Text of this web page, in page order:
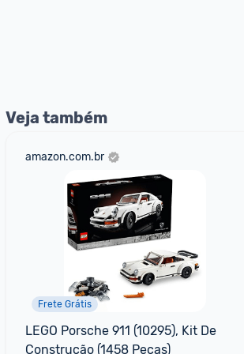
Veja também
amazon.com.br
Frete Grátis
LEGO Porsche 911 (10295), Kit De
Construção (1458 Peças)